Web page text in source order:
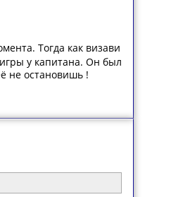
Тогда как визави
у капитана. Он был
не остановишь !